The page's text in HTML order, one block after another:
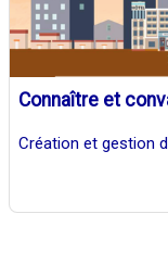
Connaître et
Création et gestion